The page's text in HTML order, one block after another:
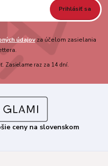
Prihlásiť sa
údajovza účelom zasielania
Zasielame raz za 14 dní.